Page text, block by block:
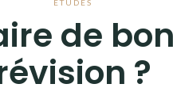
ÉTUDES
de
?